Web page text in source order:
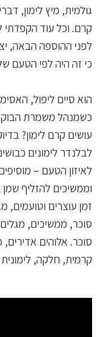
גולמית, מיץ לימון,
קרם. וכל עוד
לפני ההוספה הבאה,
כי זה היה לפי הטעם
הוא סיים ליפול,
כשמנהל משמרת הבוקר
עושים קרם לימון?
לבלנדר לימונים
לאיזון הטעם –
וממשיכים להזליף
זמן עוצרים וטועמים,
סוכר, ממשיכים, מגלים
סוכר. אלוהים
קרמית, חלקה,